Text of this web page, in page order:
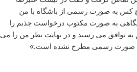
کس به صورت رسمی از باشگاه با من
به صورت مکتوب درخواست جذبم را
به توافق می رسند و در نهایت نظر من را می
به صورت رسمی مطرح نشده است.»